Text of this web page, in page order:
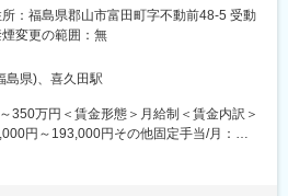
う当社にて、個人宅や企業向けの置き薬
きます。
わせて、ご家庭や企業に置き薬を提案し
：福島県郡山市富田町字不動前48-5 受動
変更の範囲：無
島県)、喜久田駅
350万円＜賃金形態＞月給制＜賃金内訳＞
円～193,000円その他固定手当/月：